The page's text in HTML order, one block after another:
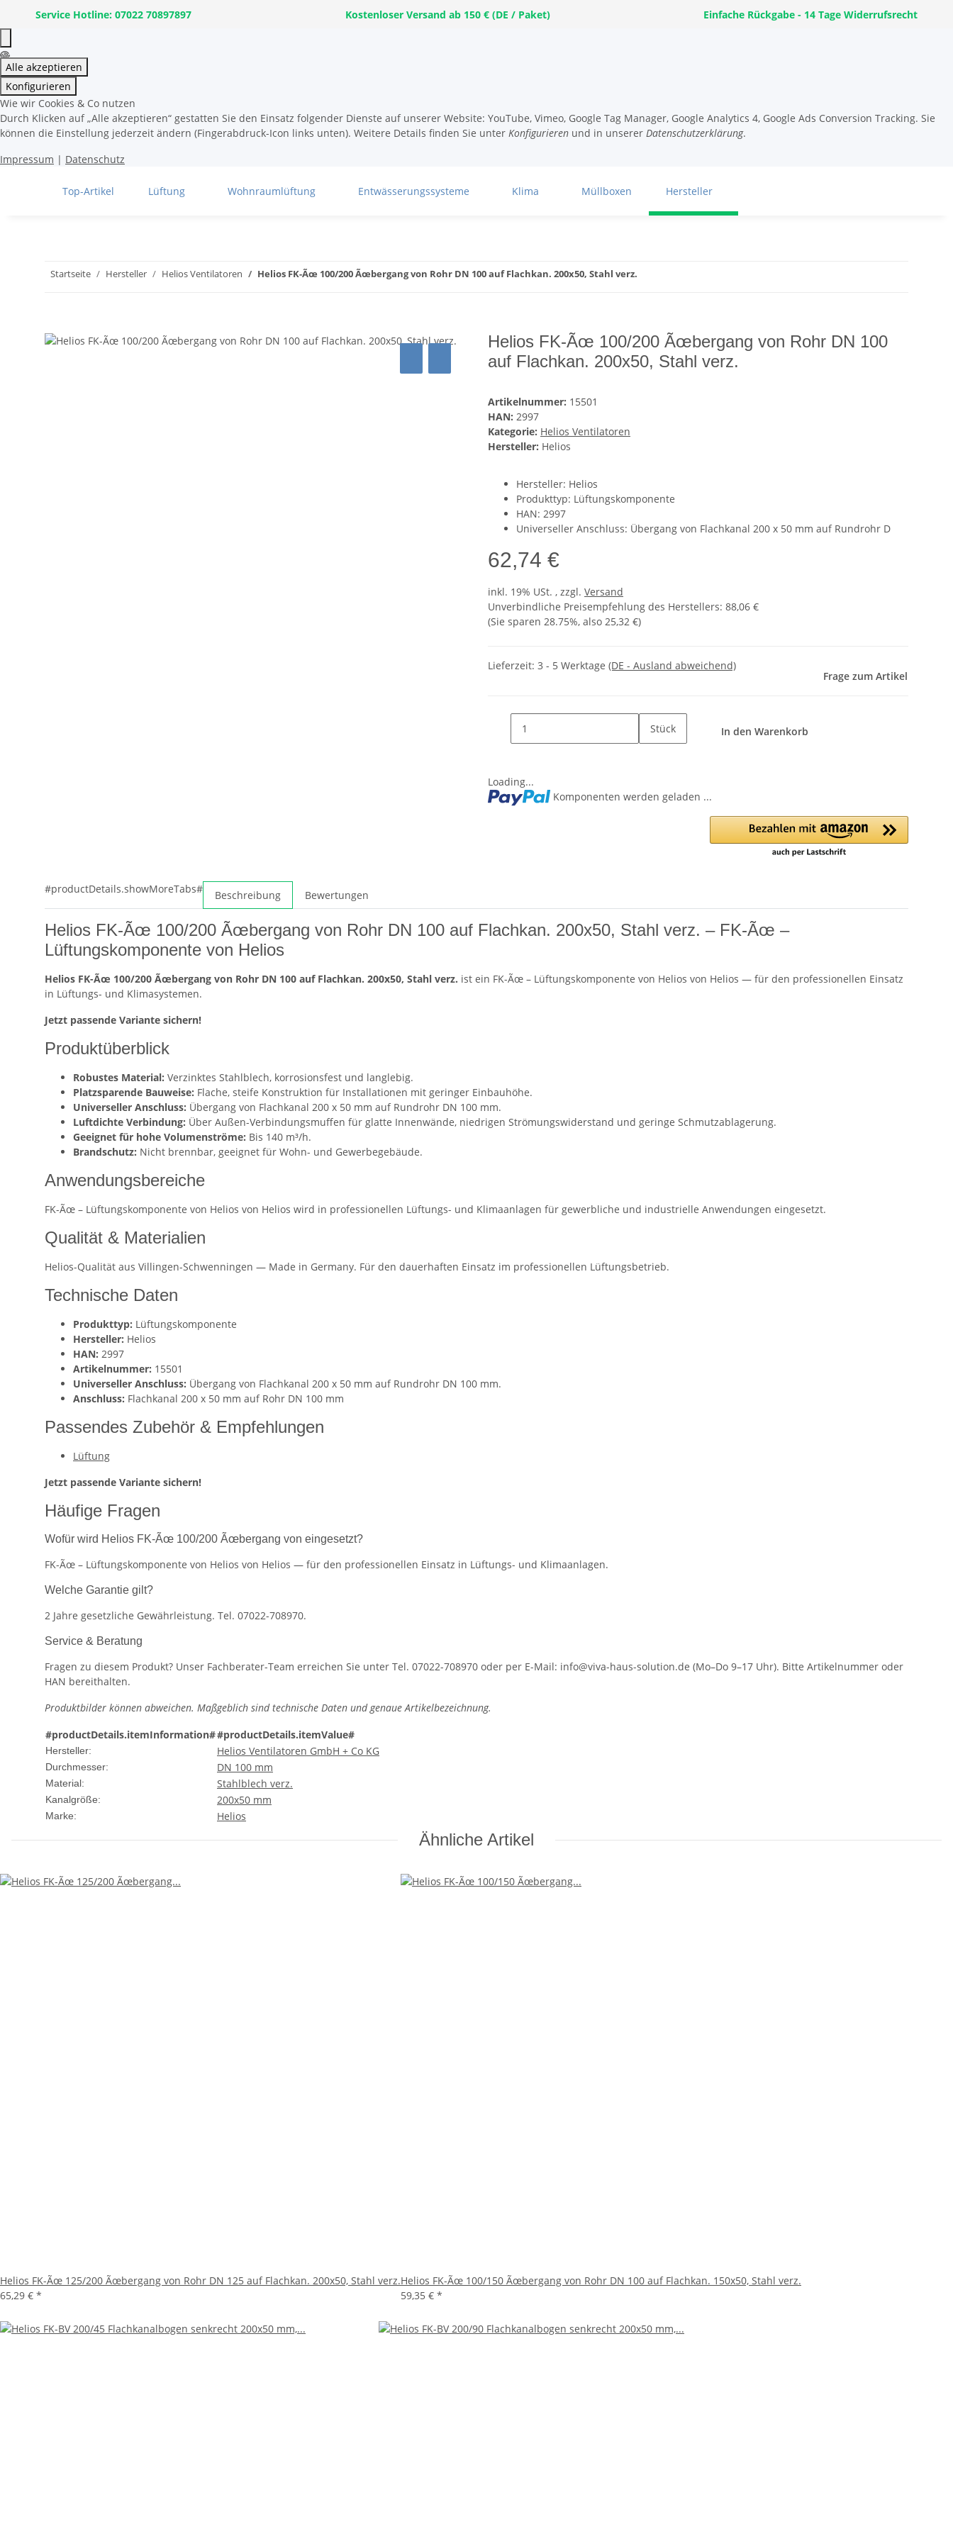
Service Hotline: 07022 70897897 Kostenloser Versand ab 150 € (DE / Paket) Einfache Rückgabe - 14 Tage Widerrufsrecht
Alle akzeptieren
Konfigurieren
Wie wir Cookies & Co nutzen
Durch Klicken auf „Alle akzeptieren“ gestatten Sie den Einsatz folgender Dienste auf unserer Website: YouTube, Vimeo, Google Tag Manager, Google Analytics 4, Google Ads Conversion Tracking. Sie
können die Einstellung jederzeit ändern (Fingerabdruck-Icon links unten). Weitere Details finden Sie unter Konfigurieren und in unserer Datenschutzerklärung.
Impressum | Datenschutz
Top-Artikel Lüftung Wohnraumlüftung Entwässerungssysteme Klima Müllboxen Hersteller
Startseite Hersteller Helios Ventilatoren Helios FK-Ãœ 100/200 Ãœbergang von Rohr DN 100 auf Flachkan. 200x50, Stahl verz.
Helios FK-Ãœ 100/200 Ãœbergang von Rohr DN 100
auf Flachkan. 200x50, Stahl verz.
Artikelnummer: 15501
HAN: 2997
Kategorie: Helios Ventilatoren
Hersteller: Helios
Hersteller: Helios
Produkttyp: Lüftungskomponente
HAN: 2997
Universeller Anschluss: Übergang von Flachkanal 200 x 50 mm auf Rundrohr D
62,74 €
inkl. 19% USt. , zzgl. Versand
Unverbindliche Preisempfehlung des Herstellers: 88,06 €
(Sie sparen 28.75%, also 25,32 €)
Lieferzeit: 3 - 5 Werktage (DE - Ausland abweichend)
Frage zum Artikel
Stück In den Warenkorb
Loading...
Komponenten werden geladen ...
#productDetails.showMoreTabs# Beschreibung Bewertungen
Helios FK-Ãœ 100/200 Ãœbergang von Rohr DN 100 auf Flachkan. 200x50, Stahl verz. – FK-Ãœ –
Lüftungskomponente von Helios
Helios FK-Ãœ 100/200 Ãœbergang von Rohr DN 100 auf Flachkan. 200x50, Stahl verz. ist ein FK-Ãœ – Lüftungskomponente von Helios von Helios — für den professionellen Einsatz
in Lüftungs- und Klimasystemen.
Jetzt passende Variante sichern!
Produktüberblick
Robustes Material: Verzinktes Stahlblech, korrosionsfest und langlebig.
Platzsparende Bauweise: Flache, steife Konstruktion für Installationen mit geringer Einbauhöhe.
Universeller Anschluss: Übergang von Flachkanal 200 x 50 mm auf Rundrohr DN 100 mm.
Luftdichte Verbindung: Über Außen-Verbindungsmuffen für glatte Innenwände, niedrigen Strömungswiderstand und geringe Schmutzablagerung.
Geeignet für hohe Volumenströme: Bis 140 m³/h.
Brandschutz: Nicht brennbar, geeignet für Wohn- und Gewerbegebäude.
Anwendungsbereiche
FK-Ãœ – Lüftungskomponente von Helios von Helios wird in professionellen Lüftungs- und Klimaanlagen für gewerbliche und industrielle Anwendungen eingesetzt.
Qualität & Materialien
Helios-Qualität aus Villingen-Schwenningen — Made in Germany. Für den dauerhaften Einsatz im professionellen Lüftungsbetrieb.
Technische Daten
Produkttyp: Lüftungskomponente
Hersteller: Helios
HAN: 2997
Artikelnummer: 15501
Universeller Anschluss: Übergang von Flachkanal 200 x 50 mm auf Rundrohr DN 100 mm.
Anschluss: Flachkanal 200 x 50 mm auf Rohr DN 100 mm
Passendes Zubehör & Empfehlungen
Lüftung
Jetzt passende Variante sichern!
Häufige Fragen
Wofür wird Helios FK-Ãœ 100/200 Ãœbergang von eingesetzt?
FK-Ãœ – Lüftungskomponente von Helios von Helios — für den professionellen Einsatz in Lüftungs- und Klimaanlagen.
Welche Garantie gilt?
2 Jahre gesetzliche Gewährleistung. Tel. 07022-708970.
Service & Beratung
Fragen zu diesem Produkt? Unser Fachberater-Team erreichen Sie unter Tel. 07022-708970 oder per E-Mail: info@viva-haus-solution.de (Mo–Do 9–17 Uhr). Bitte Artikelnummer oder
HAN bereithalten.
Produktbilder können abweichen. Maßgeblich sind technische Daten und genaue Artikelbezeichnung.
#productDetails.itemInformation##productDetails.itemValue#
Hersteller: Helios Ventilatoren GmbH + Co KG
Durchmesser: DN 100 mm
Material: Stahlblech verz.
Kanalgröße: 200x50 mm
Marke: Helios
Ähnliche Artikel
Helios FK-Ãœ 125/200 Ãœbergang von Rohr DN 125 auf Flachkan. 200x50, Stahl verz.
65,29 € *
Helios FK-Ãœ 100/150 Ãœbergang von Rohr DN 100 auf Flachkan. 150x50, Stahl verz.
59,35 € *